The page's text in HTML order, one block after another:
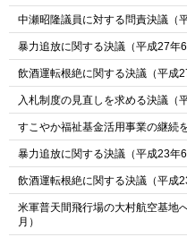
中瀬昭隆議員に対する問責決議（
暴力追放に関する決議（平成27年6
飲酒運転根絶に関する決議（平成
入札制度の見直しを求める決議（
すこやか福祉基金活用事業の継続
暴力追放に関する決議（平成23年6
飲酒運転根絶に関する決議（平成
米軍普天間飛行場の大村航空基地
月）